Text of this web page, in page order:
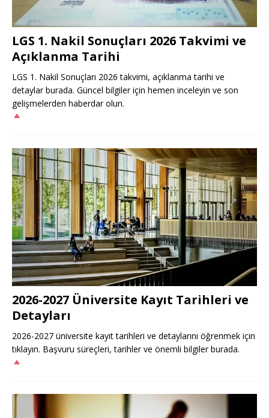
LGS 1. Nakil Sonuçları 2026 Takvimi ve
Açıklanma Tarihi
LGS 1. Nakil Sonuçları 2026 takvimi, açıklanma tarihi ve
detaylar burada. Güncel bilgiler için hemen inceleyin ve son
gelişmelerden haberdar olun.
2026-2027 Üniversite Kayıt Tarihleri ve
Detayları
2026-2027 üniversite kayıt tarihleri ve detaylarını öğrenmek için
tıklayın. Başvuru süreçleri, tarihler ve önemli bilgiler burada.